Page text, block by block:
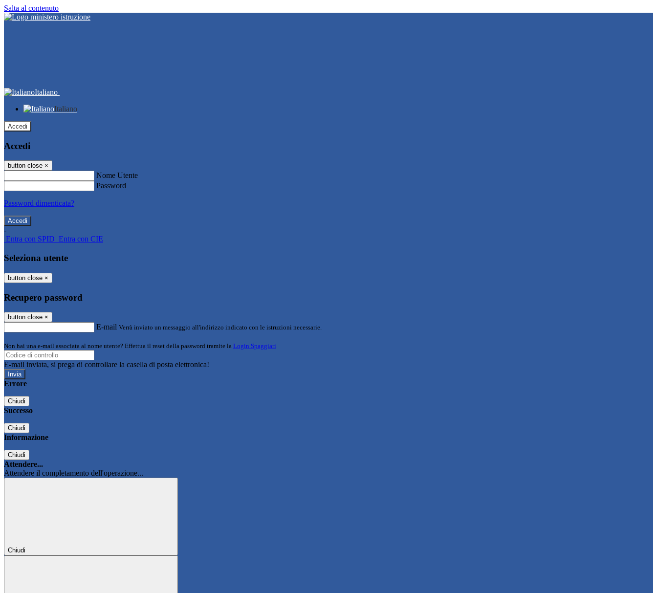
Salta al contenuto
Italiano
Italiano
Accedi
Accedi
button close ×
Nome Utente
Password
Password dimenticata?
-
Entra con SPID Entra con CIE
Seleziona utente
button close ×
Recupero password
button close ×
E-mail Verrà inviato un messaggio all'indirizzo indicato con le istruzioni necessarie.
Non hai una e-mail associata al nome utente? Effettua il reset della password tramite la Login Spaggiari
E-mail inviata, si prega di controllare la casella di posta elettronica!
Errore
Chiudi
Successo
Chiudi
Informazione
Chiudi
Attendere...
Attendere il completamento dell'operazione...
Chiudi